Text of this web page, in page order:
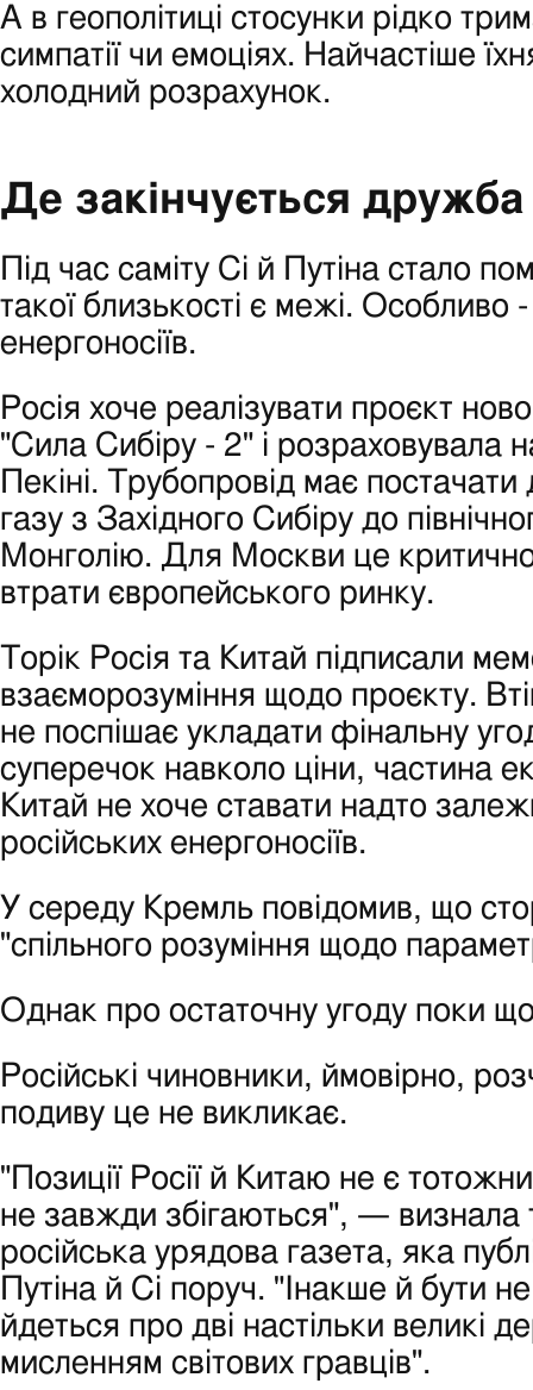
А в геополітиці стосунки рідко
симпатії чи емоціях. Найчастіше
холодний розрахунок.
Де закінчується дружба
Під час саміту Сі й Путіна стало
такої близькості є межі. Особливо
енергоносіїв.
Росія хоче реалізувати проєкт
"Сила Сибіру - 2" і розраховувала
Пекіні. Трубопровід має постачати
газу з Західного Сибіру до
Монголію. Для Москви це
втрати європейського ринку.
Торік Росія та Китай підписали
взаєморозуміння щодо проєкту.
не поспішає укладати фінальну
суперечок навколо ціни, частина
Китай не хоче ставати надто
російських енергоносіїв.
У середу Кремль повідомив, що
"спільного розуміння щодо
Однак про остаточну угоду поки
Російські чиновники, ймовірно,
подиву це не викликає.
"Позиції Росії й Китаю не є
не завжди збігаються", — визнала
російська урядова газета, яка
Путіна й Сі поруч. "Інакше й бути
йдеться про дві настільки великі
мисленням світових гравців".